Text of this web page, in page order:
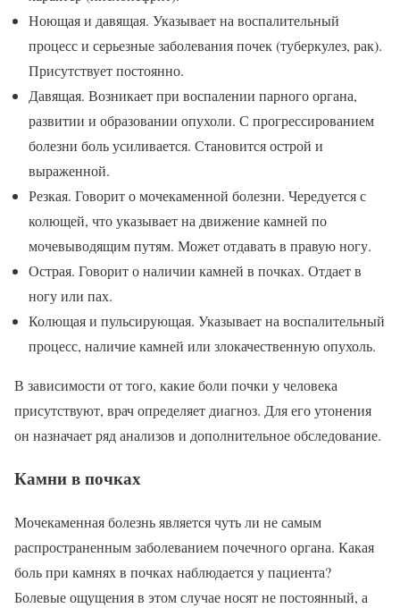
Ноющая и давящая. Указывает на воспалительный
процесс и серьезные заболевания почек (туберкулез, рак).
Присутствует постоянно.
Давящая. Возникает при воспалении парного органа,
развитии и образовании опухоли. С прогрессированием
болезни боль усиливается. Становится острой и
выраженной.
Резкая. Говорит о мочекаменной болезни. Чередуется с
колющей, что указывает на движение камней по
мочевыводящим путям. Может отдавать в правую ногу.
Острая. Говорит о наличии камней в почках. Отдает в
ногу или пах.
Колющая и пульсирующая. Указывает на воспалительный
процесс, наличие камней или злокачественную опухоль.
В зависимости от того, какие боли почки у человека
присутствуют, врач определяет диагноз. Для его утонения
он назначает ряд анализов и дополнительное обследование.
Камни в почках
Мочекаменная болезнь является чуть ли не самым
распространенным заболеванием почечного органа. Какая
боль при камнях в почках наблюдается у пациента?
Болевые ощущения в этом случае носят не постоянный, а